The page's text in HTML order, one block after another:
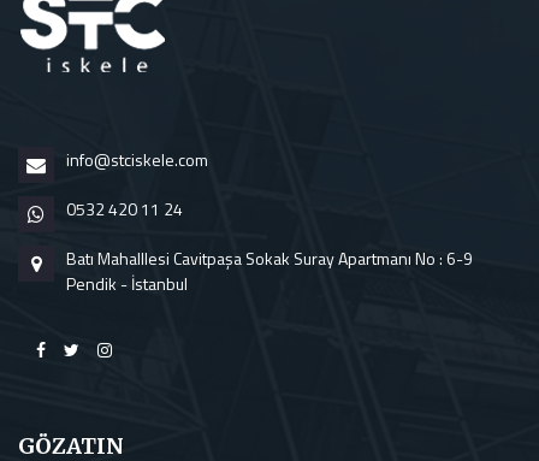
info@stciskele.com
0532 420 11 24
Batı Mahalllesi Cavitpaşa Sokak Suray Apartmanı No : 6-9
Pendik - İstanbul
GÖZATIN